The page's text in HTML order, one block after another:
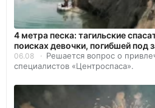
4 метра песка: тагильские
поисках девочки, погибшей под
06.08
Решается вопрос о
специалистов «Центроспаса».